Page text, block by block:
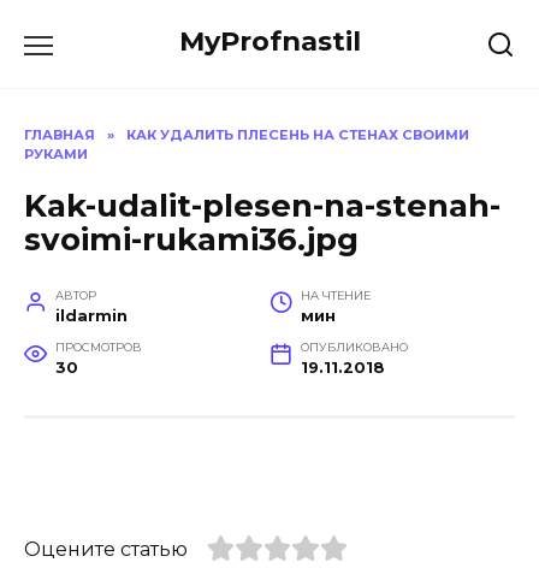
MyProfnastil
ГЛАВНАЯ »
КАК УДАЛИТЬ ПЛЕСЕНЬ НА СТЕНАХ СВОИМИ
РУКАМИ
Kak-udalit-plesen-na-stenah-
svoimi-rukami36.jpg
АВТОР
ildarmin
НА ЧТЕНИЕ
мин
ПРОСМОТРОВ
30
ОПУБЛИКОВАНО
19.11.2018
Оцените статью